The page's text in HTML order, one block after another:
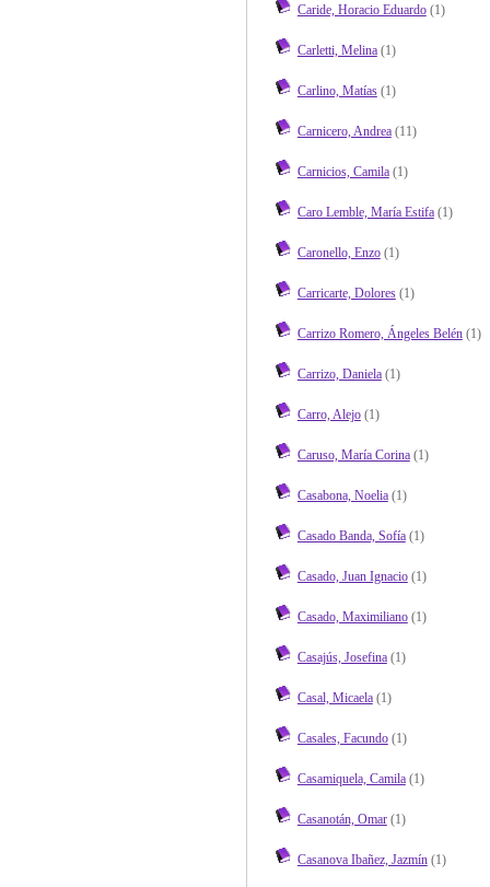
Caride, Horacio Eduardo(1)
Carletti, Melina(1)
Carlino, Matías(1)
Carnicero, Andrea(11)
Carnicios, Camila(1)
Caro Lemble, María Estifa(1)
Caronello, Enzo(1)
Carricarte, Dolores(1)
Carrizo Romero, Ángeles Belén(1)
Carrizo, Daniela(1)
Carro, Alejo(1)
Caruso, María Corina(1)
Casabona, Noelia(1)
Casado Banda, Sofía(1)
Casado, Juan Ignacio(1)
Casado, Maximiliano(1)
Casajús, Josefina(1)
Casal, Micaela(1)
Casales, Facundo(1)
Casamiquela, Camila(1)
Casanotán, Omar(1)
Casanova Ibañez, Jazmín(1)